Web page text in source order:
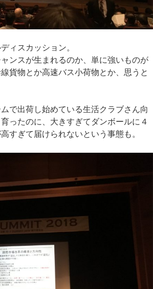
ィスカッション。
ンスが生まれるのか、単に強いものが
貨物とか高速バス小荷物とか、思うと
で出荷し始めている生活クラブさん向
ったのに、大きすぎてダンボールに４
すぎて届けられないという事態も。